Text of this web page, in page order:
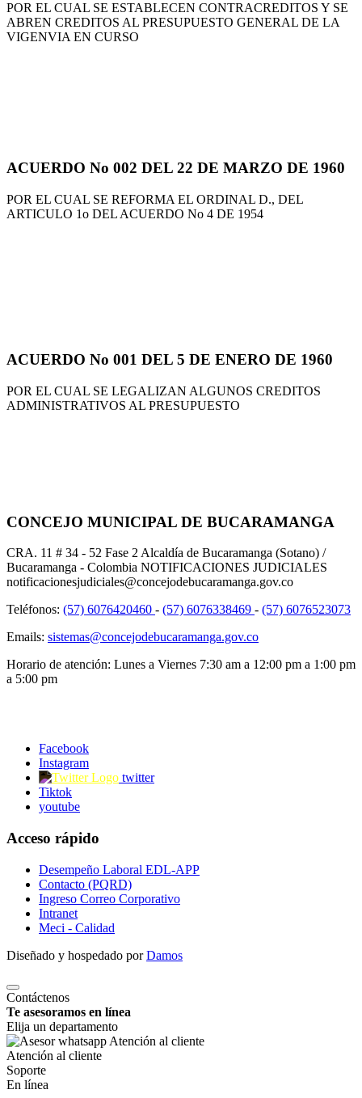
POR EL CUAL SE ESTABLECEN CONTRACREDITOS Y SE
ABREN CREDITOS AL PRESUPUESTO GENERAL DE LA
VIGENVIA EN CURSO
ACUERDO No 002 DEL 22 DE MARZO DE 1960
POR EL CUAL SE REFORMA EL ORDINAL D., DEL
ARTICULO 1o DEL ACUERDO No 4 DE 1954
ACUERDO No 001 DEL 5 DE ENERO DE 1960
POR EL CUAL SE LEGALIZAN ALGUNOS CREDITOS
ADMINISTRATIVOS AL PRESUPUESTO
CONCEJO MUNICIPAL DE BUCARAMANGA
CRA. 11 # 34 - 52 Fase 2 Alcaldía de Bucaramanga (Sotano) /
Bucaramanga - Colombia NOTIFICACIONES JUDICIALES
notificacionesjudiciales@concejodebucaramanga.gov.co
Teléfonos: (57) 6076420460 - (57) 6076338469 - (57) 6076523073
Emails: sistemas@concejodebucaramanga.gov.co
Horario de atención: Lunes a Viernes 7:30 am a 12:00 pm a 1:00 pm
a 5:00 pm
Facebook
Instagram
twitter
Tiktok
youtube
Acceso rápido
Desempeño Laboral EDL-APP
Contacto (PQRD)
Ingreso Correo Corporativo
Intranet
Meci - Calidad
Diseñado y hospedado porDamos
Contáctenos
Te asesoramos en línea
Elija un departamento
Atención al cliente
Soporte
En línea